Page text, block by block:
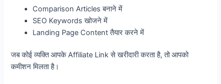
Comparison Articles बनाने में
SEO Keywords खोजने में
Landing Page Content तैयार करने में
जब कोई व्यक्ति आपके Affiliate Link से खरीदारी करता है, तो आपको
कमीशन मिलता है।